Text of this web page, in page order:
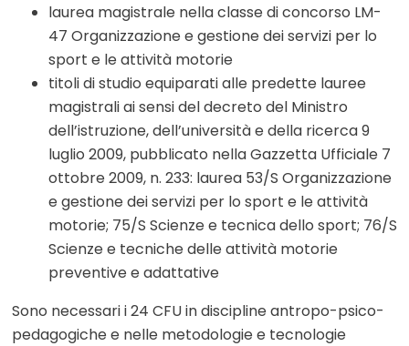
laurea magistrale nella classe di concorso LM-
47 Organizzazione e gestione dei servizi per lo
sport e le attività motorie
titoli di studio equiparati alle predette lauree
magistrali ai sensi del decreto del Ministro
dell’istruzione, dell’università e della ricerca 9
luglio 2009, pubblicato nella Gazzetta Ufficiale 7
ottobre 2009, n. 233: laurea 53/S Organizzazione
e gestione dei servizi per lo sport e le attività
motorie; 75/S Scienze e tecnica dello sport; 76/S
Scienze e tecniche delle attività motorie
preventive e adattative
Sono necessari i 24 CFU in discipline antropo-psico-
pedagogiche e nelle metodologie e tecnologie